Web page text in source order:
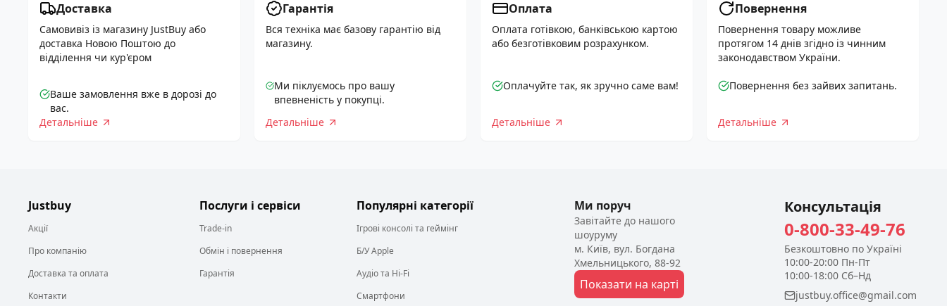
Доставка
Самовивіз із магазину JustBuy або
доставка Новою Поштою до
відділення чи кур'єром
Ваше замовлення вже в дорозі до
вас.
Детальніше
Гарантія
Вся техніка має базову гарантію від
магазину.
Ми піклуємось про вашу
впевненість у покупці.
Детальніше
Оплата
Оплата готівкою, банківською картою
або безготівковим розрахунком.
Оплачуйте так, як зручно саме вам!
Детальніше
Повернення
Повернення товару можливе
протягом 14 днів згідно із чинним
законодавством України.
Повернення без зайвих запитань.
Детальніше
Justbuy
Акції
Про компанію
Доставка та оплата
Контакти
Justbuy
Послуги і сервіси
Trade-in
Обмін і повернення
Гарантія
Популярні категорії
Ігрові консолі та геймінг
Б/У Apple
Аудіо та Hi-Fi
Cмартфони
Ми поруч
Завітайте до нашого
шоуруму
м. Київ, вул. Богдана
Хмельницького, 88-92
Показати на карті
Консультація
0-800-33-49-76
Безкоштовно по Україні
10:00-20:00 Пн-Пт
10:00-18:00 Сб–Нд
justbuy.office@gmail.com